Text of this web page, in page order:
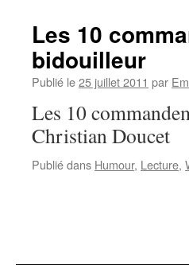
Les 10
bidouilleur
Publié le25 juillet 2011 par
Les 10
Christian Doucet
Publié dans Humour, Lecture,